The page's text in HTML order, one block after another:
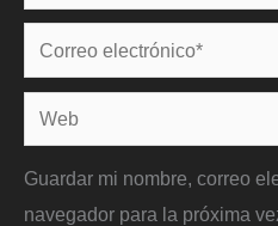
Correo
electrónico*
Web
Guardar mi nombre, correo
navegador para la próxima